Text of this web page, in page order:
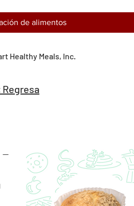
de alimentos
Healthy Meals, Inc.
Regresa